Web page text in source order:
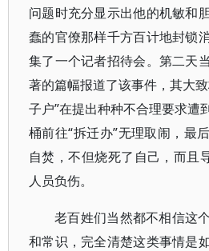
问题时充分显示出他的机敏和
蠢的官僚那样千方百计地封锁
集了一个记者招待会。第二天
著的篇幅报道了该事件，其大
子户”在提出种种不合理要求遭
桶前往“拆迁办”无理取闹，最
自焚，不但烧死了自己，而且
人员负伤。
老百姓们当然都不相信这
和常识，完全清楚这类事情是